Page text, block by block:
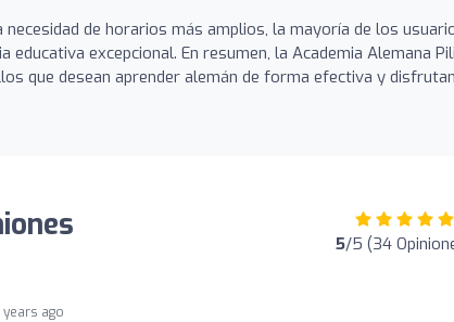
de horarios más amplios, la mayoría de los
educativa excepcional. En resumen, la Academia Alemana
que desean aprender alemán de forma efectiva y
5/5 (34
years ago